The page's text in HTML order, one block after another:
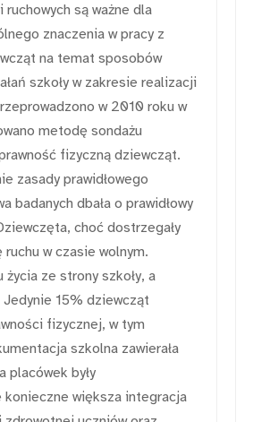
są ważne dla
znaczenia w pracy z
na temat sposobów
szkoły w zakresie realizacji
w 2010 roku w
metodę sondażu
fizyczną dziewcząt.
zasady prawidłowego
badanych dbała o prawidłowy
choć dostrzegały
w czasie wolnym.
ze strony szkoły, a
Jedynie 15% dziewcząt
fizycznej, w tym
szkolna zawierała
placówek były
większa integracja